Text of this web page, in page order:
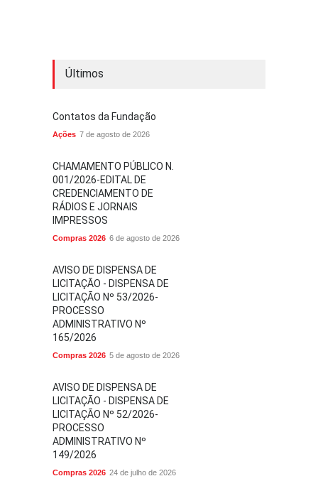
Últimos
Contatos da Fundação
Ações 7 de agosto de 2026
CHAMAMENTO PÚBLICO N.
001/2026-EDITAL DE
CREDENCIAMENTO DE
RÁDIOS E JORNAIS
IMPRESSOS
Compras 2026 6 de agosto de 2026
AVISO DE DISPENSA DE
LICITAÇÃO - DISPENSA DE
LICITAÇÃO Nº 53/2026-
PROCESSO
ADMINISTRATIVO Nº
165/2026
Compras 2026 5 de agosto de 2026
AVISO DE DISPENSA DE
LICITAÇÃO - DISPENSA DE
LICITAÇÃO Nº 52/2026-
PROCESSO
ADMINISTRATIVO Nº
149/2026
Compras 2026 24 de julho de 2026